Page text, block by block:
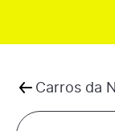
Carros da